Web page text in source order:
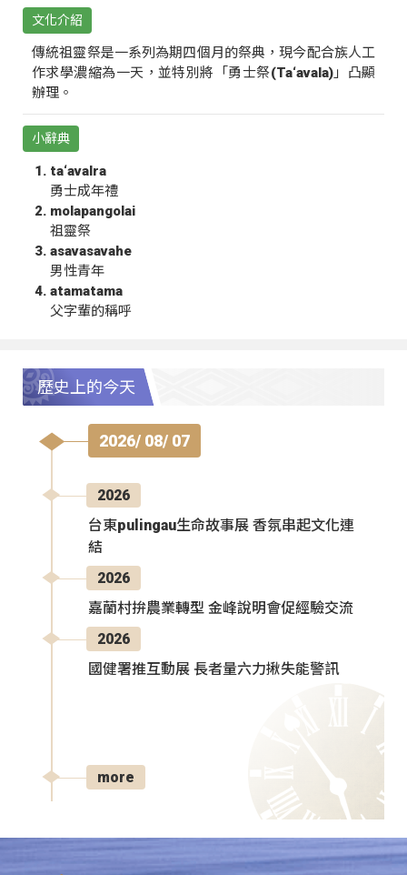
文化介紹
傳統祖靈祭是一系列為期四個月的祭典，現今配合族人工
作求學濃縮為一天，並特別將「勇士祭(Ta‘avala)」凸顯
辦理。
小辭典
ta‘avalra
勇士成年禮
molapangolai
祖靈祭
asavasavahe
男性青年
atamatama
父字輩的稱呼
歷史上的今天
2026/ 08/ 07
2026
台東pulingau生命故事展 香氛串起文化連
結
2026
嘉蘭村拚農業轉型 金峰說明會促經驗交流
2026
國健署推互動展 長者量六力揪失能警訊
more